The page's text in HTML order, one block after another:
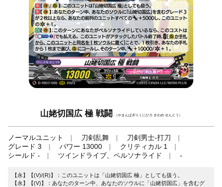
山姥切国広 極 戦闘 （やまんばぎりくにひろ きわめ せんとう）
ノーマルユニット 刀剣乱舞
刀剣男士-打刀
グレード 3
パワー 13000
クリティカル 1
シールド -
ツインドライブ、ペルソナライド -
【永】【(V)/(R)】：このユニットは「山姥切国広 極」としても扱う。
【永】【(V)】：あなたのターン中、あなたのソウルに「山姥切国広」を含むグ